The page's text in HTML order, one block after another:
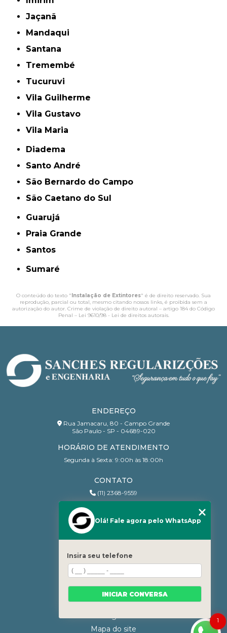
Jaçanã
Mandaqui
Santana
Tremembé
Tucuruvi
Vila Guilherme
Vila Gustavo
Vila Maria
Diadema
Santo André
São Bernardo do Campo
São Caetano do Sul
Guarujá
Praia Grande
Santos
Sumaré
O conteúdo do texto "Instalação de Extintores​" é de direito reservado. Sua
reprodução, parcial ou total, mesmo citando nossos links, é proibida sem a
autorização do autor. Crime de violação de direito autoral – artigo 184 do Código
Penal – Lei 9610/98 - Lei de direitos autorais.
ENDEREÇO
Rua Jamacaru, 80 - Campo Grande
São Paulo - SP - 04689-020
HORÁRIO DE ATENDIMENTO
Segunda à Sexta: 9:00h às 18:00h
CONTATO
(11) 2368-9559
contato@sanchesri.com.br
Quem Somos
Blog
Serviços
Contato
Mapa do site
1
Olá! Fale agora pelo WhatsApp
Insira seu telefone
INICIAR CONVERSA